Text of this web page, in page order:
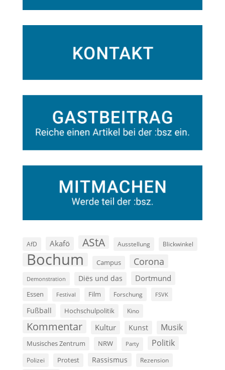
AfD Akafö AStA Ausstellung Blickwinkel
Bochum Campus Corona
Demonstration Diës und das Dortmund
Essen Festival Film Forschung FSVK
Fußball Hochschulpolitik Kino
Kommentar Kultur Kunst Musik
Musisches Zentrum NRW Party Politik
Polizei Protest Rassismus Rezension